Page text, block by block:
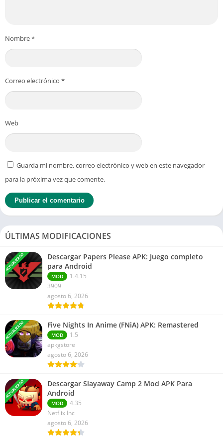
Nombre*
Correo electrónico *
Web
Guarda mi nombre, correo electrónico y web en este navegador
para la próxima vez que comente.
ÚLTIMAS MODIFICACIONES
ACTUALIZADO
Descargar Papers Please APK: Juego completo
para Android
MOD
1.4.15
3909
agosto 6, 2026
ACTUALIZADO Five Nights In Anime (FNiA) APK: Remastered
MOD
1.5
apkgstore
agosto 6, 2026
ACTUALIZADO
Descargar Slayaway Camp 2 Mod APK Para
Android
MOD
4.35
Netflix Inc
agosto 6, 2026